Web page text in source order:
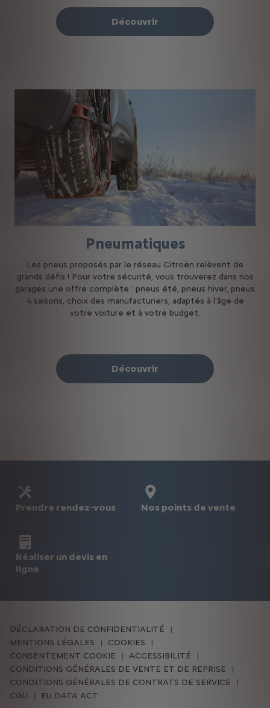
Découvrir
Pneumatiques
Les pneus proposés par le réseau Citroën relèvent de
grands défis ! Pour votre sécurité, vous trouverez dans nos
garages une offre complète : pneus été, pneus hiver, pneus
4 saisons, choix des manufacturiers, adaptés à l'âge de
votre voiture et à votre budget.
Découvrir
Prendre rendez-vous Nos points de vente
Réaliser un devis en
ligne
DÉCLARATION DE CONFIDENTIALITÉ
MENTIONS LÉGALES
COOKIES
CONSENTEMENT COOKIE
ACCESSIBILITÉ
CONDITIONS GÉNÉRALES DE VENTE ET DE REPRISE
CONDITIONS GÉNÉRALES DE CONTRATS DE SERVICE
CGU
EU DATA ACT